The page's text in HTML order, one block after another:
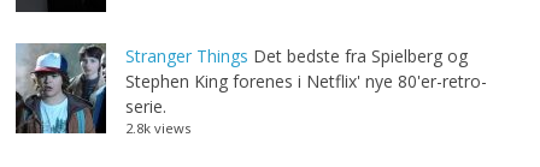
Stranger Things Det bedste fra Spielberg og
Stephen King forenes i Netflix' nye 80'er-retro-
serie.
2.8k views